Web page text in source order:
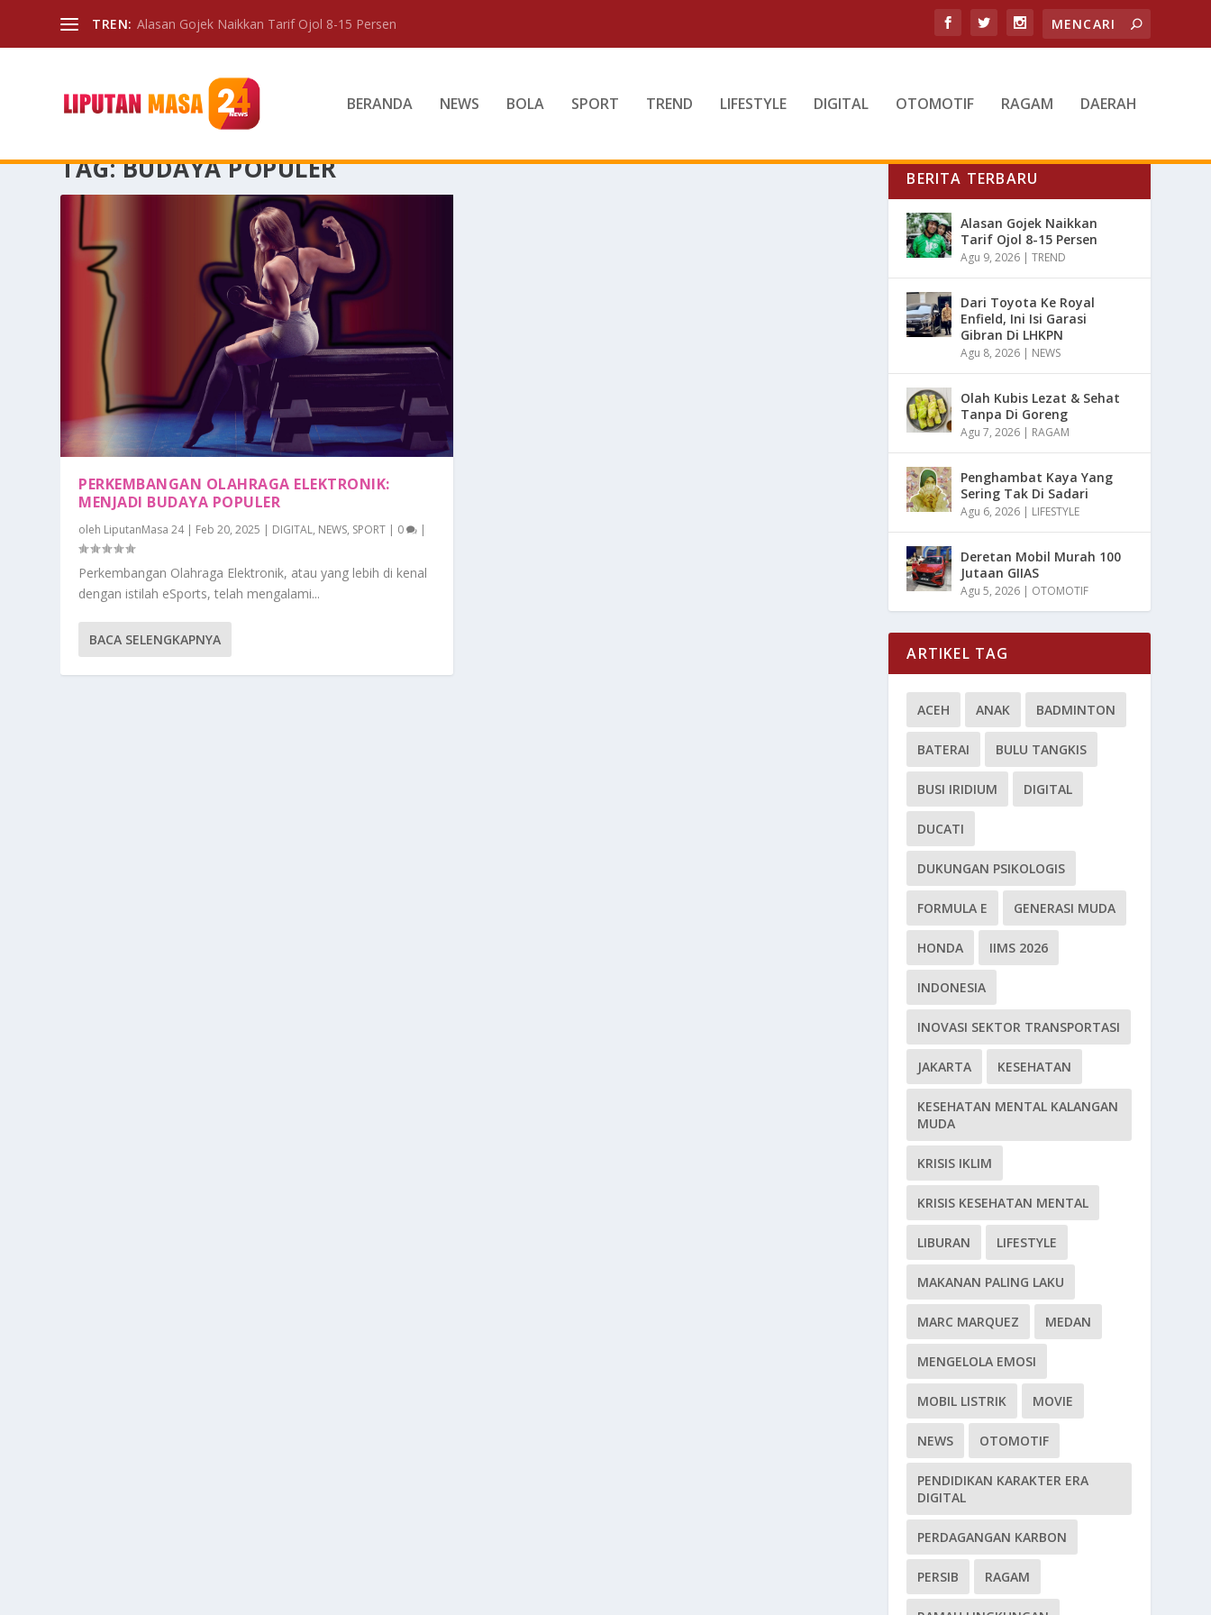
TREN: Alasan Gojek Naikkan Tarif Ojol 8-15 Persen
BERANDA NEWS BOLA SPORT TREND LIFESTYLE DIGITAL OTOMOTIF RAGAM DAERAH
TAG:BUDAYA POPULER
PERKEMBANGAN OLAHRAGA ELEKTRONIK:
MENJADI BUDAYA POPULER
oleh LiputanMasa 24| Feb 20, 2025 | DIGITAL, NEWS, SPORT | 0 |
Perkembangan Olahraga Elektronik, atau yang lebih di kenal
dengan istilah eSports, telah mengalami...
BACA SELENGKAPNYA
BERITA TERBARU
Alasan Gojek Naikkan
Tarif Ojol 8-15 Persen
Agu 9, 2026 |TREND
Dari Toyota Ke Royal
Enfield, Ini Isi Garasi
Gibran Di LHKPN
Agu 8, 2026 | NEWS
Olah Kubis Lezat & Sehat
Tanpa Di Goreng
Agu 7, 2026 | RAGAM
Penghambat Kaya Yang
Sering Tak Di Sadari
Agu 6, 2026 | LIFESTYLE
Deretan Mobil Murah 100
Jutaan GIIAS
Agu 5, 2026 | OTOMOTIF
ARTIKEL TAG
ACEH ANAK BADMINTON
BATERAI BULU TANGKIS
BUSI IRIDIUM DIGITAL
DUCATI
DUKUNGAN PSIKOLOGIS
FORMULA E GENERASI MUDA
HONDA IIMS 2026
INDONESIA
INOVASI SEKTOR TRANSPORTASI
JAKARTA KESEHATAN
KESEHATAN MENTAL KALANGAN
MUDA
KRISIS IKLIM
KRISIS KESEHATAN MENTAL
LIBURAN LIFESTYLE
MAKANAN PALING LAKU
MARC MARQUEZ MEDAN
MENGELOLA EMOSI
MOBIL LISTRIK MOVIE
NEWS OTOMOTIF
PENDIDIKAN KARAKTER ERA
DIGITAL
PERDAGANGAN KARBON
PERSIB RAGAM